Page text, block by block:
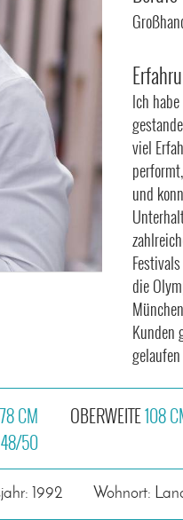
Ich
viel
und
die
Kunden
CM
48/50
OBERWEITE108
1992 Wohnort: